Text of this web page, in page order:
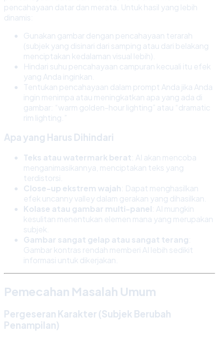
pencahayaan datar dan merata. Untuk hasil yang lebih
dinamis:
Gunakan gambar dengan pencahayaan terarah
(subjek yang disinari dari samping atau dari belakang
menciptakan kedalaman visual lebih).
Hindari suhu pencahayaan campuran kecuali itu efek
yang Anda inginkan.
Tentukan pencahayaan dalam prompt Anda jika Anda
ingin menimpa atau meningkatkan apa yang ada di
gambar: “warm golden-hour lighting” atau “dramatic
rim lighting.”
Apa yang Harus Dihindari
Teks atau watermark berat: AI akan mencoba
menganimasikannya, menciptakan teks yang
terdistorsi.
Close-up ekstrem wajah: Dapat menghasilkan
efek uncanny valley dalam gerakan yang dihasilkan.
Kolase atau gambar multi-panel: AI mungkin
kesulitan menentukan elemen mana yang merupakan
subjek.
Gambar sangat gelap atau sangat terang:
Gambar kontras rendah memberi AI lebih sedikit
informasi untuk dikerjakan.
Pemecahan Masalah Umum
Pergeseran Karakter (Subjek Berubah
Penampilan)